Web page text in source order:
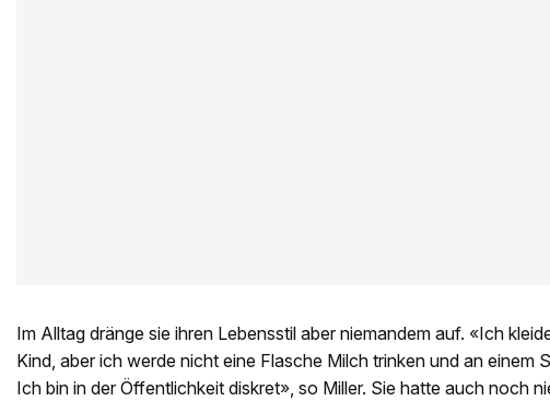
Im Alltag dränge sie ihren Lebensstil aber niemandem auf. «Ich
Kind, aber ich werde nicht eine Flasche Milch trinken und an einem
Ich bin in der Öffentlichkeit diskret», so Miller. Sie hatte auch noch